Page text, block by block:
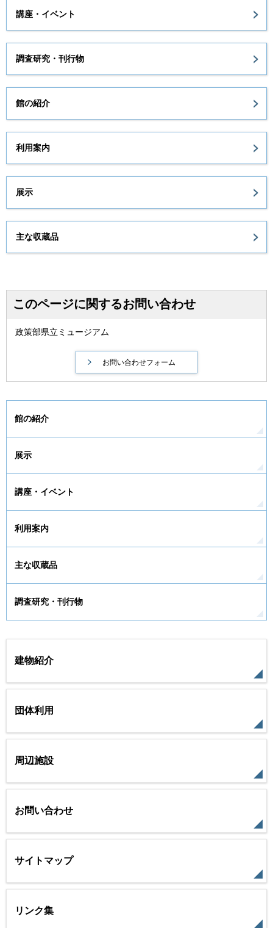
講座・イベント
調査研究・刊行物
館の紹介
利用案内
展示
主な収蔵品
このページに関するお問い合わせ
政策部県立ミュージアム
館の紹介
展示
講座・イベント
利用案内
主な収蔵品
調査研究・刊行物
建物紹介
団体利用
周辺施設
お問い合わせ
サイトマップ
リンク集